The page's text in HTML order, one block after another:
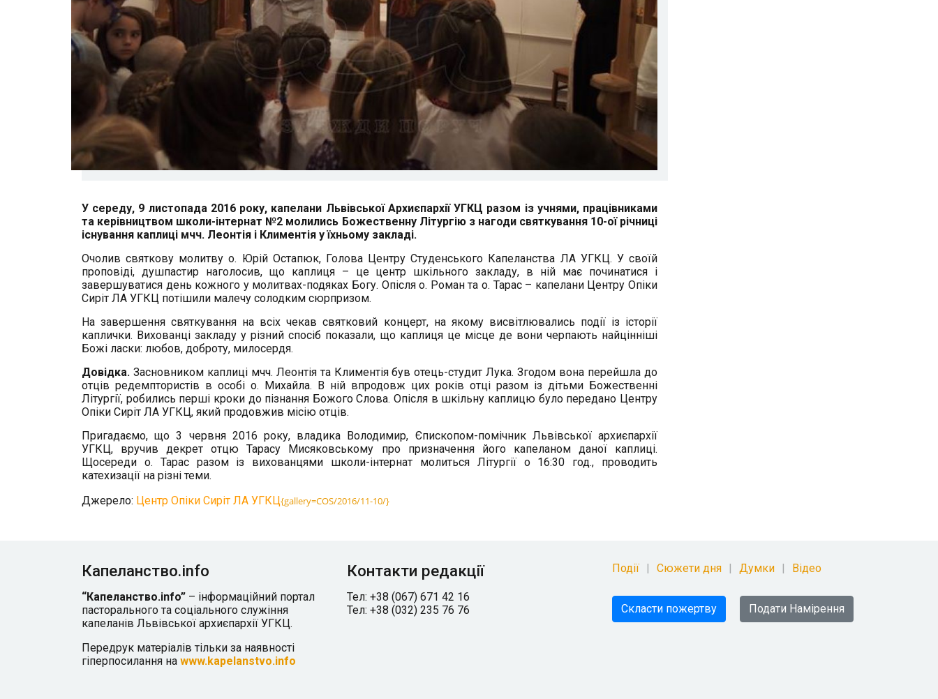
У середу, 9 листопада 2016 року, капелани Львівської Архиєпархії УГКЦ разом із учнями, працівниками
та керівництвом школи-інтернат №2 молились Божественну Літургію з нагоди святкування 10-ої річниці
існування каплиці мчч. Леонтія і Климентія у їхньому закладі.
Очолив святкову молитву о. Юрій Остапюк, Голова Центру Студенського Капеланства ЛА УГКЦ. У своїй
проповіді, душпастир наголосив, що каплиця – це центр шкільного закладу, в ній має починатися і
завершуватися день кожного у молитвах-подяках Богу. Опісля о. Роман та о. Тарас – капелани Центру Опіки
Сиріт ЛА УГКЦ потішили малечу солодким сюрпризом.
На завершення святкування на всіх чекав святковий концерт, на якому висвітлювались події із історії
каплички. Вихованці закладу у різний спосіб показали, що каплиця це місце де вони черпають найцінніші
Божі ласки: любов, доброту, милосердя.
Довідка. Засновником каплиці мчч. Леонтія та Климентія був отець-студит Лука. Згодом вона перейшла до
отців редемптористів в особі о. Михайла. В ній впродовж цих років отці разом із дітьми Божественні
Літургії, робились перші кроки до пізнання Божого Слова. Опісля в шкільну каплицю було передано Центру
Опіки Сиріт ЛА УГКЦ, який продовжив місію отців.
Пригадаємо, що 3 червня 2016 року, владика Володимир, Єпископом-помічник Львівської архиєпархії
УГКЦ, вручив декрет отцю Тарасу Мисяковському про призначення його капеланом даної каплиці.
Щосереди о. Тарас разом із вихованцями школи-інтернат молиться Літургії о 16:30 год., проводить
катехизації на різні теми.
Джерело: Центр Опіки Сиріт ЛА УГКЦ{gallery=COS/2016/11-10/}
Капеланство.info
“Капеланство.info” – інформаційний портал
пасторального та соціального служіння
капеланів Львівської архиєпархії УГКЦ.
Передрук матеріалів тільки за наявності
гіперпосилання на www.kapelanstvo.info
Контакти редакції
Тел: +38 (067) 671 42 16
Тел: +38 (032) 235 76 76
Події Сюжети дня Думки Відео
Скласти пожертву Подати Намірення